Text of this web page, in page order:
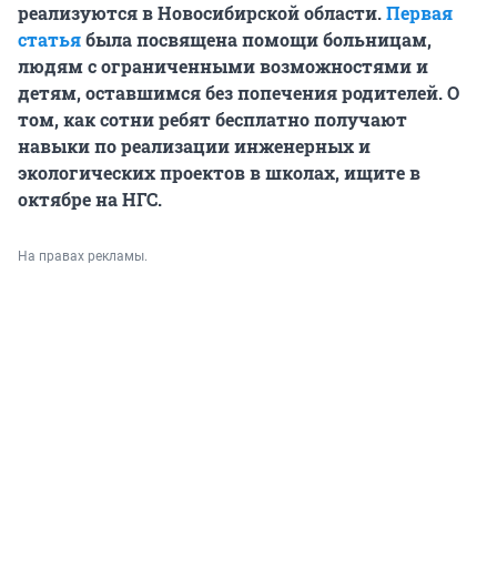
реализуются в Новосибирской области.Первая
статьябыла посвящена помощи больницам,
людям с ограниченными возможностями и
детям, оставшимся без попечения родителей. О
том, как сотни ребят бесплатно получают
навыки по реализации инженерных и
экологических проектов в школах, ищите в
октябре на НГС.
На правах рекламы.